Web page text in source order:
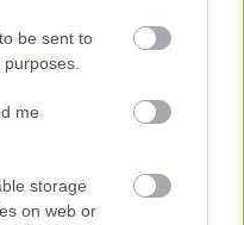
be sent to
me
storage
on web or
in Red